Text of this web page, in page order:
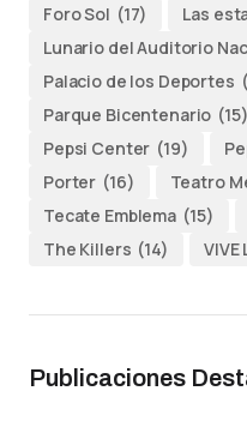
Foro Sol (17) Las
Lunario del Auditorio
Palacio de los Deportes
Parque Bicentenario (15)
Pepsi Center (19)
Porter (16) Teatro
Tecate Emblema (15)
The Killers (14) VIVE
Publicaciones